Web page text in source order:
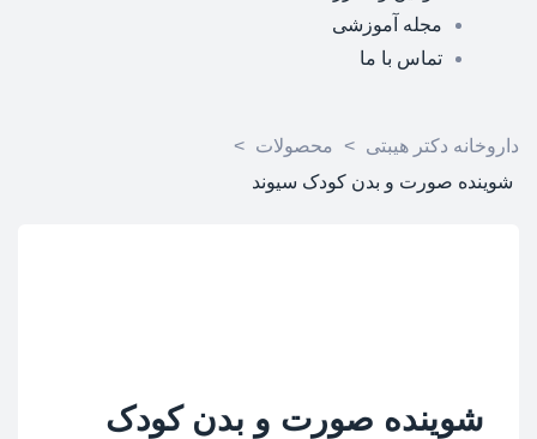
مجله آموزشی
تماس با ما
داروخانه دکتر هیبتی > محصولات >
شوینده صورت و بدن کودک سیوند
شوینده صورت و بدن کودک